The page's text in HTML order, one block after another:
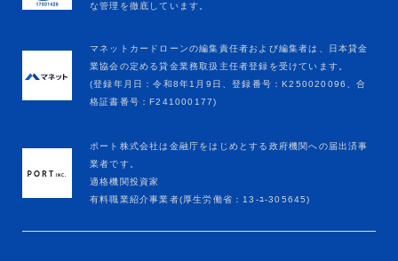
マネットカードローンの編集責任者および編集者は、日本貸金
業協会の定める貸金業務取扱主任者登録を受けています。
(登録年月日：令和8年1月9日、登録番号：K250020096、合
格証書番号：F241000177)
ポート株式会社は金融庁をはじめとする政府機関への届出済事
業者です。
適格機関投資家
有料職業紹介事業者(厚生労働省：13-ﾕ-305645)